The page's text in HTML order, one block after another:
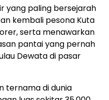
yang paling bersejarah
kembali pesona Kuta
serta menawarkan
pantai yang pernah
Dewata di pasar
ternama di dunia